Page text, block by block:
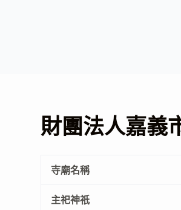
財團法人嘉義
寺廟名稱
主祀神祇